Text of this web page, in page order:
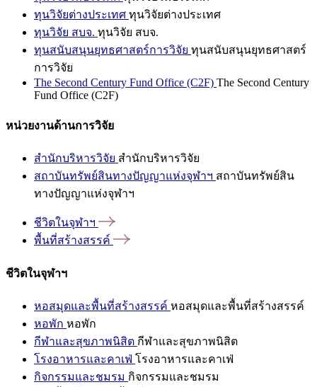
ทุนวิจัยต่างประเทศ ทุนวิจัยต่างประเทศ
ทุนวิจัย สบจ. ทุนวิจัย สบจ.
ทุนสนับสนุนยุทธศาสตร์การวิจัย ทุนสนับสนุนยุทธศาสตร์
การวิจัย
The Second Century Fund Office (C2F) The Second Century
Fund Office (C2F)
หน่วยงานด้านการวิจัย
สำนักบริหารวิจัย สำนักบริหารวิจัย
สถาบันทรัพย์สินทางปัญญาแห่งจุฬาฯ สถาบันทรัพย์สิน
ทางปัญญาแห่งจุฬาฯ
ชีวิตในจุฬาฯ
พื้นที่สร้างสรรค์
ชีวิตในจุฬาฯ
หอสมุดและพื้นที่สร้างสรรค์ หอสมุดและพื้นที่สร้างสรรค์
หอพัก หอพัก
กีฬาและสุขภาพนิสิต กีฬาและสุขภาพนิสิต
โรงอาหารและคาเฟ่ โรงอาหารและคาเฟ่
กิจกรรมและชมรม กิจกรรมและชมรม